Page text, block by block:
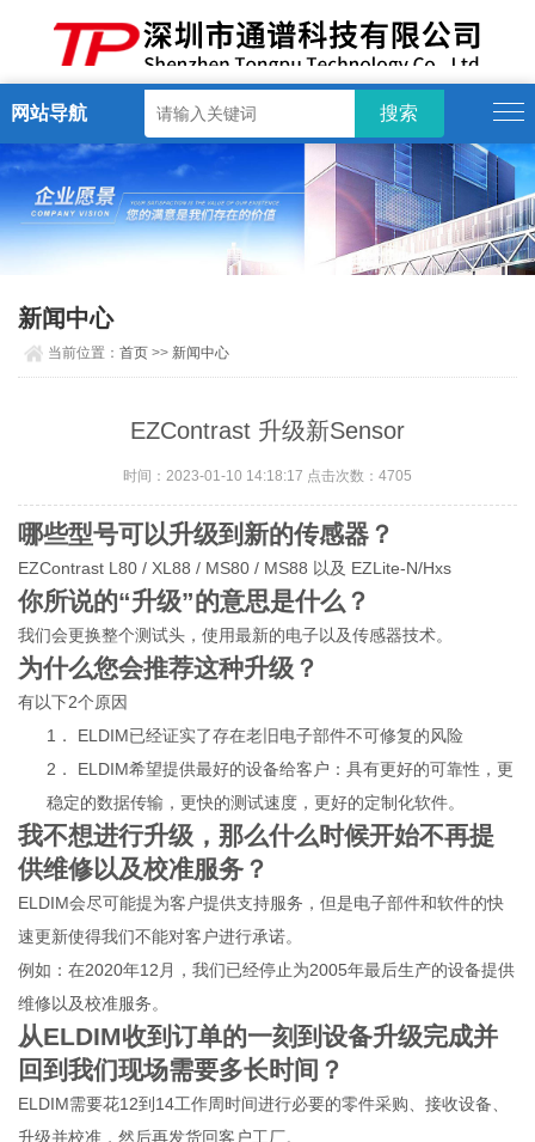
网站导航
新闻中心
当前位置：首页 >> 新闻中心
EZContrast 升级新Sensor
时间：2023-01-10 14:18:17 点击次数：4705
哪些型号可以升级到新的传感器？
EZContrast L80 / XL88 / MS80 / MS88 以及 EZLite-N/Hxs
你所说的“升级”的意思是什么？
我们会更换整个测试头，使用最新的电子以及传感器技术。
为什么您会推荐这种升级？
有以下2个原因
1． ELDIM已经证实了存在老旧电子部件不可修复的风险
2． ELDIM希望提供最好的设备给客户：具有更好的可靠性，更
稳定的数据传输，更快的测试速度，更好的定制化软件。
我不想进行升级，那么什么时候开始不再提
供维修以及校准服务？
ELDIM会尽可能提为客户提供支持服务，但是电子部件和软件的快
速更新使得我们不能对客户进行承诺。
例如：在2020年12月，我们已经停止为2005年最后生产的设备提供
维修以及校准服务。
从ELDIM收到订单的一刻到设备升级完成并
回到我们现场需要多长时间？
ELDIM需要花12到14工作周时间进行必要的零件采购、接收设备、
升级并校准，然后再发货回客户工厂。